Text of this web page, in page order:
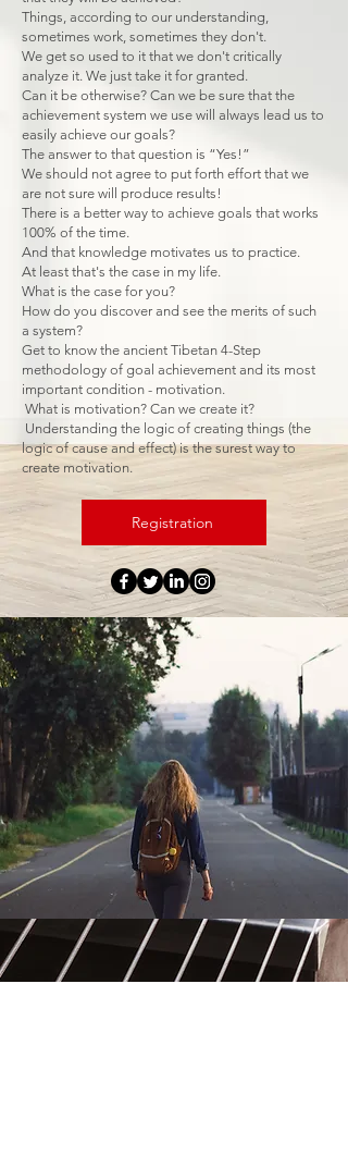
Things, according to our understanding,
sometimes work, sometimes they don't.
We get so used to it that we don't critically
analyze it. We just take it for granted.
Can it be otherwise? Can we be sure that the
achievement system we use will always lead us to
easily achieve our goals?
The answer to that question is “Yes!”
We should not agree to put forth effort that we
are not sure will produce results!
There is a better way to achieve goals that works
100% of the time.
And that knowledge motivates us to practice.
At least that's the case in my life.
What is the case for you?
How do you discover and see the merits of such
a system?
Get to know the ancient Tibetan 4-Step
methodology of goal achievement and its most
important condition - motivation.
What is motivation? Can we create it?
Understanding the logic of creating things (the
logic of cause and effect) is the surest way to
create motivation.
Registration